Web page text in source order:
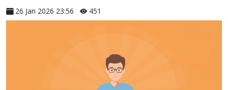
26 Jan 2026 23:56 451